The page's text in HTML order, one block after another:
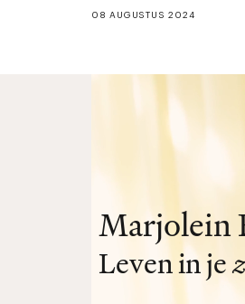
08 AUGUSTUS 2024
Marjolein
Leven in je